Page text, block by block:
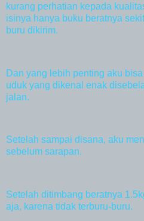
kurang perhatian kepada
isinya hanya buku beratnya
buru dikirim.
Dan yang lebih penting aku
uduk yang dikenal enak
jalan.
Setelah sampai disana, aku
sebelum sarapan.
Setelah ditimbang beratnya
aja, karena tidak terburu-buru.